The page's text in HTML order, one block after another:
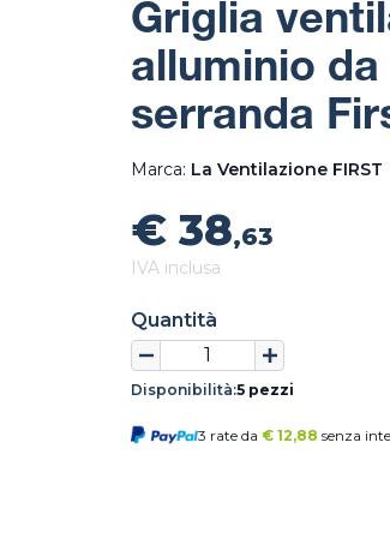
Griglia
alluminio
serranda
Marca: La Ventilazione FIRST
€ 38,63
IVA inclusa
Quantità
Disponibilità:5 pezzi
3 rate da € 12,88 senza